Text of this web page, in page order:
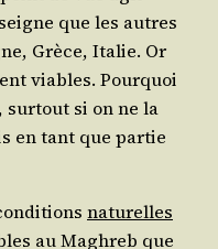
que les autres
Grèce, Ita­lie. Or
viables. Pour­quoi
sur­tout si on ne la
en tant que par­tie
natu­relles
au Magh­reb que